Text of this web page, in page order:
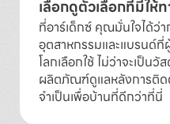
เลือกดูตัวเลือกที่มีให้
ที่อาร์เด็กซ์ คุณมั่นใจได้ว่
อุตสาหกรรมและแบรนด์
โลกเลือกใช้ ไม่ว่าจะเป็น
ผลิตภัณฑ์ดูแลหลังการติ
จำเป็นเพื่อบ้านที่ดีกว่าที่นี่